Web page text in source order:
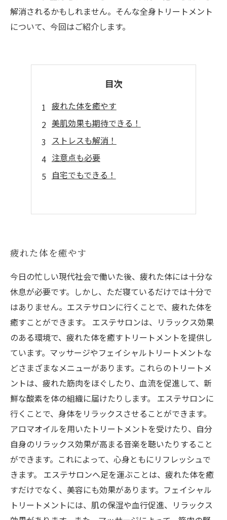
解消されるかもしれません。そんな全身トリートメント
について、今回はご紹介します。
目次
疲れた体を癒やす
美肌効果も期待できる！
ストレスも解消！
注意点も必要
自宅でもできる！
疲れた体を癒やす
今日の忙しい現代社会で働いた後、疲れた体には十分な
休息が必要です。しかし、ただ寝ているだけでは十分で
はありません。エステサロンに行くことで、疲れた体を
癒すことができます。 エステサロンは、リラックス効果
のある環境で、疲れた体を癒すトリートメントを提供し
ています。マッサージやフェイシャルトリートメントな
どさまざまなメニューがあります。これらのトリートメ
ントは、疲れた筋肉をほぐしたり、血流を促進して、新
鮮な酸素を体の組織に届けたりします。 エステサロンに
行くことで、身体をリラックスさせることができます。
アロマオイルを用いたトリートメントを受けたり、自分
自身のリラックス効果が高まる音楽を聴いたりすること
ができます。これによって、心身ともにリフレッシュで
きます。 エステサロンへ足を運ぶことは、疲れた体を癒
すだけでなく、美容にも効果があります。フェイシャル
トリートメントには、肌の保湿や血行促進、リラックス